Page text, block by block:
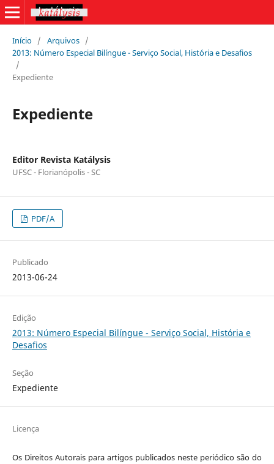
Início / Arquivos /
2013: Número Especial Bilíngue - Serviço Social, História e Desafios
/
Expediente
Expediente
Editor Revista Katálysis
UFSC - Florianópolis - SC
PDF/A
Publicado
2013-06-24
Edição
2013: Número Especial Bilíngue - Serviço Social, História e
Desafios
Seção
Expediente
Licença
Os Direitos Autorais para artigos publicados neste periódico são do